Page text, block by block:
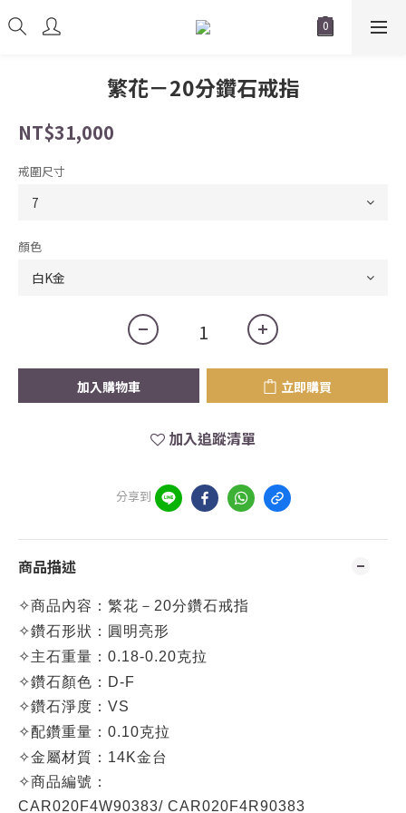
繁花－20分鑽石戒指
NT$31,000
戒圍尺寸
顏色
加入購物車 立即購買
加入追蹤清單
分享到
商品描述
✧商品內容： 繁花－20分鑽石戒指
✧鑽石形狀：圓明亮形
✧主石重量：0.18-0.20克拉
✧鑽石顏色：D-F
✧鑽石淨度：VS
✧配鑽重量：0.10克拉
✧金屬材質：14K金台
✧商品編號：
CA R020F4W90383/ CA R020F4R90383